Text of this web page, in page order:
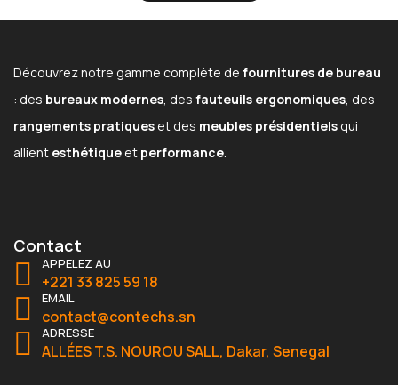
Découvrez notre gamme complète de fournitures de bureau
: des bureaux modernes , des fauteuils ergonomiques , des
rangements pratiques et des meubles présidentiels qui
allient esthétique et performance
Contact
APPELEZ AU
+221 33 825 59 18
EMAIL
contact@contechs.sn
ADRESSE
ALLÉES T.S. NOUROU SALL, Dakar, Senegal